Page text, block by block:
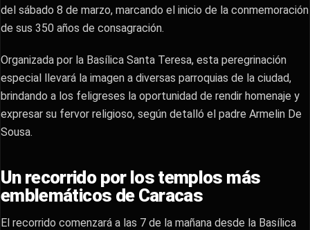
del sábado 8 de marzo, marcando el inicio de la conmemoración
de sus 350 años de consagración.
Organizada por la Basílica Santa Teresa, esta peregrinación
especial llevará la imagen a diversas parroquias de la ciudad,
brindando a los feligreses la oportunidad de rendir homenaje y
expresar su fervor religioso, según detalló el padre Armelin De
Sousa.
Un recorrido por los templos más
emblemáticos de Caracas
El recorrido comenzará a las 7 de la mañana desde la Basílica